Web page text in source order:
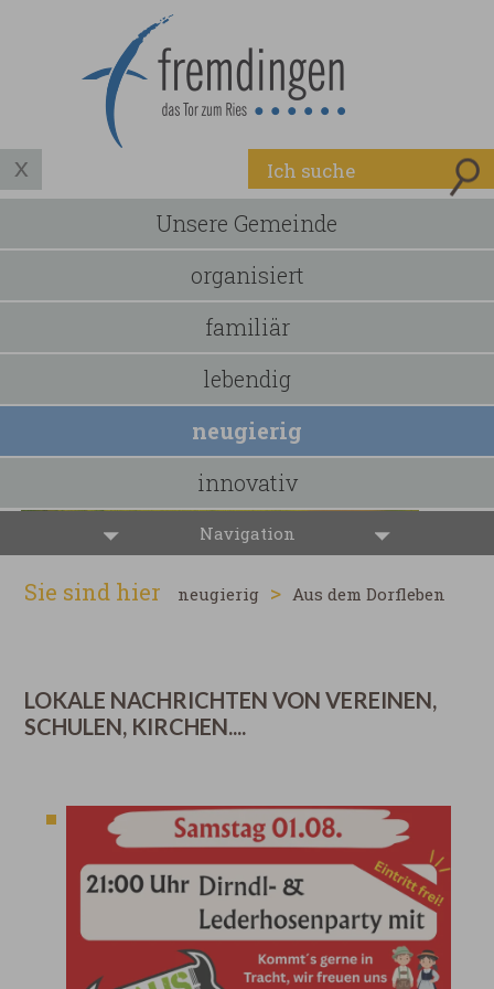
Unsere Gemeinde
organisiert
familiär
lebendig
neugierig
innovativ
Navigation
Sie sind hier neugierig > Aus dem Dorfleben
LOKALE NACHRICHTEN VON VEREINEN,
SCHULEN, KIRCHEN....
20 Ergebnisse gefunden